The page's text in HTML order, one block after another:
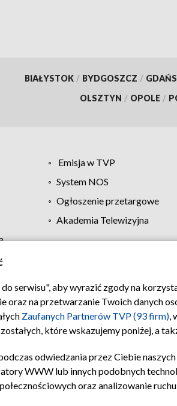
BIAŁYSTOK / BYDGOSZCZ /
OLSZTYN / OPOLE /
Emisja w TVP
System NOS
Ogłoszenie przetargowe
Akademia Telewizyjna
Regulamin TVP Polityka
serwisu", aby wyrazić zgody na
oraz na przetwarzanie Twoich danych
Zaufanych Partnerów TVP (93 firm),
które wskazujemy poniżej, a
odwiedzania przez Ciebie naszych
WWW lub innych podobnych
oraz analizowanie